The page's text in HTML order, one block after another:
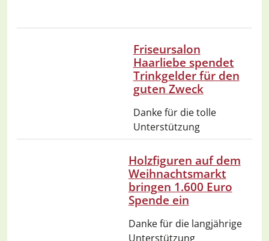
Friseursalon
Haarliebe spendet
Trinkgelder für den
guten Zweck
Danke für die tolle
Unterstützung
Holzfiguren auf dem
Weihnachtsmarkt
bringen 1.600 Euro
Spende ein
Danke für die langjährige
Unterstützung